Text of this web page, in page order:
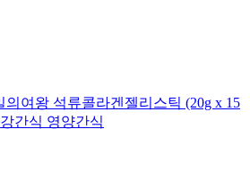
여왕 석류콜라겐젤리스틱 (20g x 15
간식 영양간식